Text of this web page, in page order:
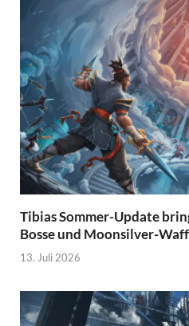
Tibias Sommer-Update
Bosse und Moonsilver-
13. Juli 2026